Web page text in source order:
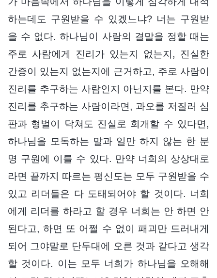
하는데도 구원받을 수 있겠느냐? 너는 구원받
을 수 없다. 하나님이 사람의 결말을 정할 때는
주로 사람에게 진리가 있는지 없는지, 진실한
간증이 있는지 없는지에 근거하고, 주로 사람이
진리를 추구하는 사람인지 아닌지를 본다. 만약
진리를 추구하는 사람이라면, 과오를 저질러 심
판과 형벌이 닥쳐도 진실로 회개할 수 있다면,
하나님을 모독하는 말과 일만 하지 않는 한 분
명 구원에 이를 수 있다. 만약 너희의 상상대로
라면 끝까지 따르는 평신도는 모두 구원받을 수
있고 리더들은 다 도태되어야 할 것이다. 너희
에게 리더를 하라고 할 경우 너희는 안 하면 안
된다고, 하면 또 어쩔 수 없이 패괴만 드러내게
되어 그야말로 단두대에 오른 것과 같다고 생각
할 것이다. 이는 모두 너희가 하나님을 오해해